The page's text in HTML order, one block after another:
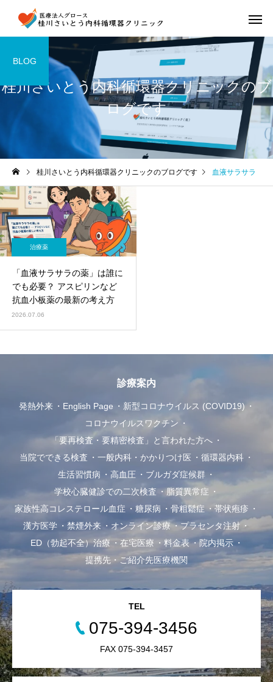
桂川さいとう内科循環器クリニックのブ
ログです
BLOG
桂川さいとう内科循環器クリニックのブログです 血液サラサラ
治療薬
「血液サラサラの薬」は誰に
でも必要？ アスピリンなど
抗血小板薬の最新の考え方
2026.07.06
診療案内
発熱外来 English Page
新型コロナウイルス (COVID19)
コロナウイルスワクチン
「要再検査・要精密検査」と言われた方へ
当院でできる検査
一般内科・かかりつけ医
循環器内科
生活習慣病
高血圧
ブルガダ症候群
学校心臓健診での二次検査
脂質異常症
家族性高コレステロール血症
糖尿病 骨粗鬆症
帯状疱疹
漢方医学
禁煙外来 オンライン診療
プラセンタ注射
ED（勃起不全）治療
在宅医療 料金表
院内掲示
提携先・ご紹介先医療機関
TEL
075-394-3456
FAX 075-394-3457